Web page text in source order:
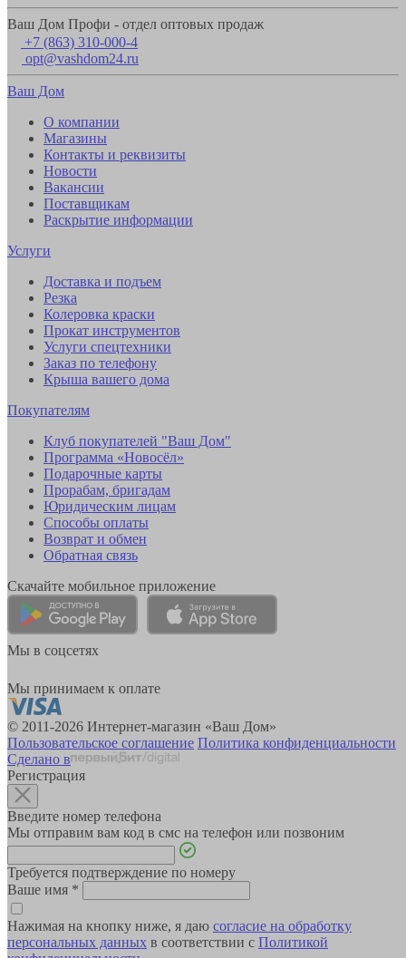
Ваш Дом Профи - отдел оптовых продаж
+7 (863) 310-000-4
opt@vashdom24.ru
Ваш Дом
О компании
Магазины
Контакты и реквизиты
Новости
Вакансии
Поставщикам
Раскрытие информации
Услуги
Доставка и подъем
Резка
Колеровка краски
Прокат инструментов
Услуги спецтехники
Заказ по телефону
Крыша вашего дома
Покупателям
Клуб покупателей "Ваш Дом"
Программа «Новосёл»
Подарочные карты
Прорабам, бригадам
Юридическим лицам
Способы оплаты
Возврат и обмен
Обратная связь
Скачайте мобильное приложение
Мы в соцсетях
Мы принимаем к оплате
© 2011-2026 Интернет-магазин «Ваш Дом»
Пользовательское соглашение Политика конфиденциальности
Сделано в
Регистрация
Введите номер телефона
Мы отправим вам код в смс на телефон или позвоним
Требуется подтверждение по номеру
Ваше имя *
Нажимая на кнопку ниже, я даю согласие на обработку
персональных данных в соответствии с Политикой